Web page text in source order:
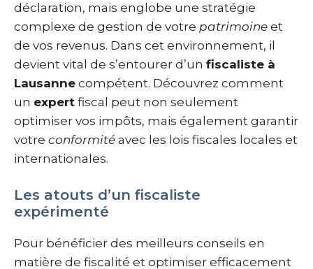
déclaration, mais englobe une stratégie
complexe de gestion de votre patrimoine et
de vos revenus. Dans cet environnement, il
devient vital de s’entourer d’un fiscaliste à
Lausanne compétent. Découvrez comment
un expert fiscal peut non seulement
optimiser vos impôts, mais également garantir
votre conformité avec les lois fiscales locales et
internationales.
Les atouts d’un fiscaliste
expérimenté
Pour bénéficier des meilleurs conseils en
matière de fiscalité et optimiser efficacement